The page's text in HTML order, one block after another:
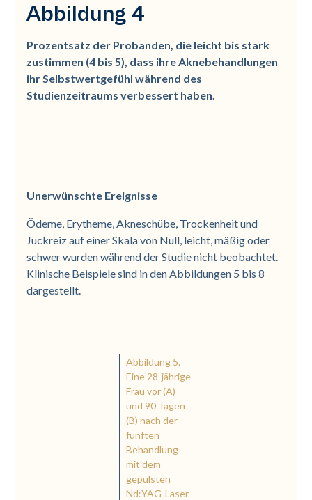
Abbildung 4
Prozentsatz der Probanden, die leicht bis stark
zustimmen (4 bis 5), dass ihre Aknebehandlungen
ihr Selbstwertgefühl während des
Studienzeitraums verbessert haben.
Unerwünschte Ereignisse
Ödeme, Erytheme, Akneschübe, Trockenheit und
Juckreiz auf einer Skala von Null, leicht, mäßig oder
schwer wurden während der Studie nicht beobachtet.
Klinische Beispiele sind in den Abbildungen 5 bis 8
dargestellt.
Abbildung 5.
Eine 28-jährige
Frau vor (A)
und 90 Tagen
(B) nach der
fünften
Behandlung
mit dem
gepulsten
Nd:YAG-Laser